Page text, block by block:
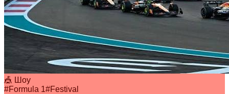
🎪 Шоу
#Formula 1#Festival